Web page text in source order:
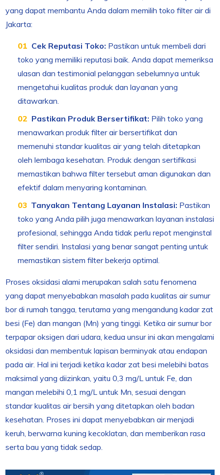
yang dapat membantu Anda dalam memilih toko filter air di
Jakarta:
Cek Reputasi Toko: Pastikan untuk membeli dari
toko yang memiliki reputasi baik. Anda dapat memeriksa
ulasan dan testimonial pelanggan sebelumnya untuk
mengetahui kualitas produk dan layanan yang
ditawarkan.
Pastikan Produk Bersertifikat: Pilih toko yang
menawarkan produk filter air bersertifikat dan
memenuhi standar kualitas air yang telah ditetapkan
oleh lembaga kesehatan. Produk dengan sertifikasi
memastikan bahwa filter tersebut aman digunakan dan
efektif dalam menyaring kontaminan.
Tanyakan Tentang Layanan Instalasi: Pastikan
toko yang Anda pilih juga menawarkan layanan instalasi
profesional, sehingga Anda tidak perlu repot menginstal
filter sendiri. Instalasi yang benar sangat penting untuk
memastikan sistem filter bekerja optimal.
Proses oksidasi alami merupakan salah satu fenomena
yang dapat menyebabkan masalah pada kualitas air sumur
bor di rumah tangga, terutama yang mengandung kadar zat
besi (Fe) dan mangan (Mn) yang tinggi. Ketika air sumur bor
terpapar oksigen dari udara, kedua unsur ini akan mengalami
oksidasi dan membentuk lapisan berminyak atau endapan
pada air. Hal ini terjadi ketika kadar zat besi melebihi batas
maksimal yang diizinkan, yaitu 0,3 mg/L untuk Fe, dan
mangan melebihi 0,1 mg/L untuk Mn, sesuai dengan
standar kualitas air bersih yang ditetapkan oleh badan
kesehatan. Proses ini dapat menyebabkan air menjadi
keruh, berwarna kuning kecoklatan, dan memberikan rasa
serta bau yang tidak sedap.